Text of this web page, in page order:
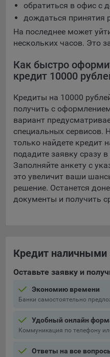
обратиться в офис с
дождаться принятия
На последнее может
нескольких часов. Это
Как быстро
кредит 10000
Кредиты на 10000
получить с
вариант
специальных сервисов.
только найдете кредит
подадите заявку сразу
Заполняйте анкету с
это увеличит ваши
решение. Останется
документы и получить
Кредит наличными
Оставьте заявку и
Экономию времени
Банки самостоятельно
Удобный онлайн
Коммуникация по телефону
Ответы на все